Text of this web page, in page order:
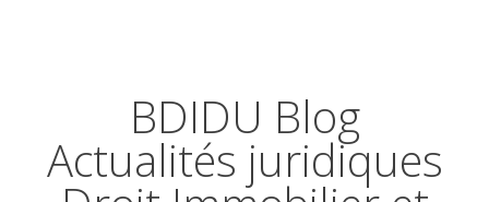
BDIDU Blog
Actualités juridiques